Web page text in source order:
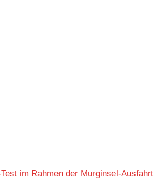
im Rahmen der Murginsel-Ausfahrt